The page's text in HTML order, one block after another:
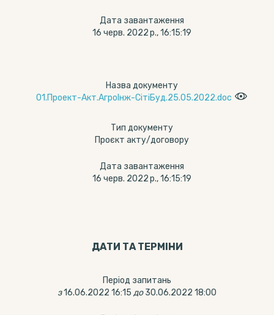
Дата завантаження
16 черв. 2022 р., 16:15:19
Назва документу
01.Проект-Акт.АгроІнж-СітіБуд.25.05.2022.doc
Тип документу
Проєкт акту/договору
Дата завантаження
16 черв. 2022 р., 16:15:19
ДАТИ ТА ТЕРМIНИ
Період запитань
з16.06.2022 16:15 до 30.06.2022 18:00